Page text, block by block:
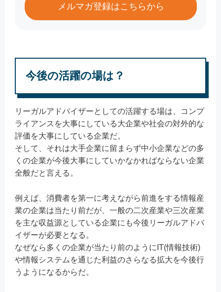
メルマガ登録はこちらから
今後の活躍の場は？
リーガルアドバイザーとしての活躍する場は、コンプ
ライアンスを大事にしている大企業や社会の対外的な
評価を大事にしている企業だ。
そして、それは大手企業に留まらず中小企業などの多
くの企業が今後大事にしていかなかればならない企業
全般だと言える。
例えば、消費者を第一に考えながら前進をする情報産
業の企業は当たり前だが、一般の二次産業や三次産業
を主な収益源としている企業にも今後リーガルアドバ
イザーが必要となる。
なぜなら多くの企業が当たり前のようにIT(情報技術)
や情報システムを通じた利益のさらなる拡大を今後行
うようになるからだ。